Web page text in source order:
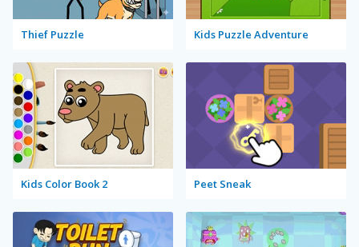
Thief Puzzle Kids Puzzle Adventure
Kids Color Book 2 Peet Sneak